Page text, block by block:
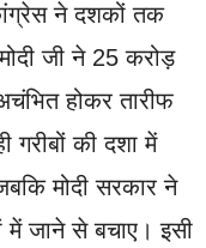
ने दशकों तक
जी ने 25 करोड़
होकर तारीफ
की दशा में
मोदी सरकार ने
में जाने से बचाए। इसी